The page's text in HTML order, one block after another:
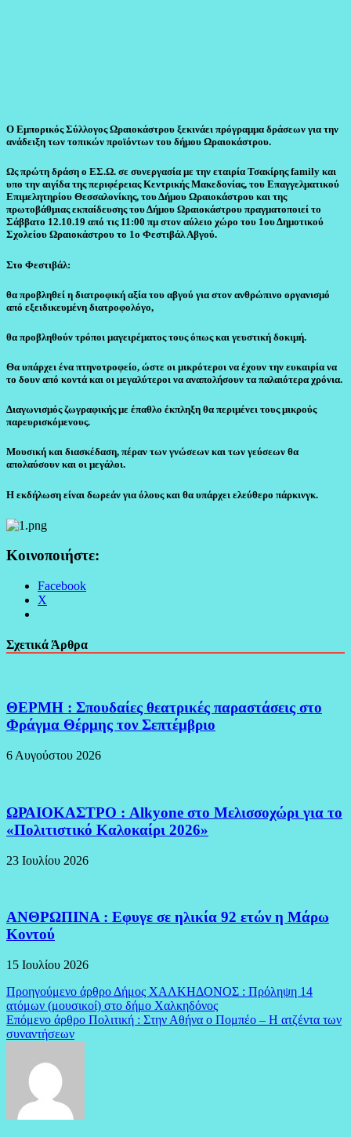
Ο Εμπορικός Σύλλογος Ωραιοκάστρου ξεκινάει πρόγραμμα δράσεων για την
ανάδειξη των τοπικών προϊόντων του δήμου Ωραιοκάστρου.
Ως πρώτη δράση ο ΕΣ.Ω. σε συνεργασία με την εταιρία Τσακίρης family και
υπο την αιγίδα της περιφέρειας Κεντρικής Μακεδονίας, του Επαγγελματικού
Επιμελητηρίου Θεσσαλονίκης, του Δήμου Ωραιοκάστρου και της
πρωτοβάθμιας εκπαίδευσης του Δήμου Ωραιοκάστρου πραγματοποιεί το
Σάββατο 12.10.19 από τις 11:00 πμ στον αύλειο χώρο του 1ου Δημοτικού
Σχολείου Ωραιοκάστρου το 1ο Φεστιβάλ Αβγού.
Στο Φεστιβάλ:
θα προβληθεί η διατροφική αξία του αβγού για στον ανθρώπινο οργανισμό
από εξειδικευμένη διατροφολόγο,
θα προβληθούν τρόποι μαγειρέματος τους όπως και γευστική δοκιμή.
Θα υπάρχει ένα πτηνοτροφείο, ώστε οι μικρότεροι να έχουν την ευκαιρία να
το δουν από κοντά και οι μεγαλύτεροι να αναπολήσουν τα παλαιότερα χρόνια.
Διαγωνισμός ζωγραφικής με έπαθλο έκπληξη θα περιμένει τους μικρούς
παρευρισκόμενους.
Μουσική και διασκέδαση, πέραν των γνώσεων και των γεύσεων θα
απολαύσουν και οι μεγάλοι.
Η εκδήλωση είναι δωρεάν για όλους και θα υπάρχει ελεύθερο πάρκινγκ.
Κοινοποιήστε:
Facebook
X
Σχετικά Άρθρα
ΘΕΡΜΗ : Σπουδαίες θεατρικές παραστάσεις στο
Φράγμα Θέρμης τον Σεπτέμβριο
6 Αυγούστου 2026
ΩΡΑΙΟΚΑΣΤΡΟ : Alkyone στο Μελισσοχώρι για το
«Πολιτιστικό Καλοκαίρι 2026»
23 Ιουλίου 2026
ΑΝΘΡΩΠΙΝΑ : Εφυγε σε ηλικία 92 ετών η Μάρω
Κοντού
15 Ιουλίου 2026
Πλοήγηση
άρθρων
Προηγούμενο άρθρο Δήμος ΧΑΛΚΗΔΟΝΟΣ : Πρόληψη 14
ατόμων (μουσικοί) στο δήμο Χαλκηδόνος
Επόμενο άρθρο Πολιτική : Στην Αθήνα ο Πομπέο – Η ατζέντα των
συναντήσεων